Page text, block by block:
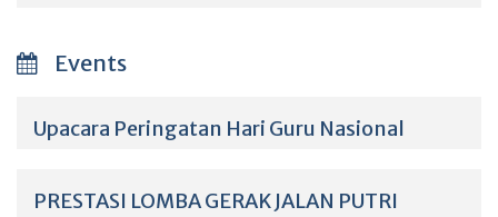
Events
Upacara Peringatan Hari Guru Nasional
PRESTASI LOMBA GERAK JALAN PUTRI